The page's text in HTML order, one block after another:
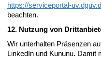
https://serviceportal-
beachten.
12. Nutzung von
Wir unterhalten Präsenzen
LinkedIn und Kununu. Damit